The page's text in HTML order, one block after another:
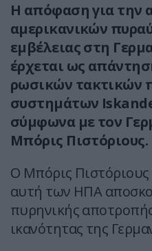
Η απόφαση για την
αμερικανικών
εμβέλειας στη
έρχεται ως
ρωσικών τακτικών
συστημάτων
σύμφωνα με τον
Μπόρις Πιστόριους.
Ο Μπόρις
αυτή των ΗΠΑ
πυρηνικής
ικανότητας της